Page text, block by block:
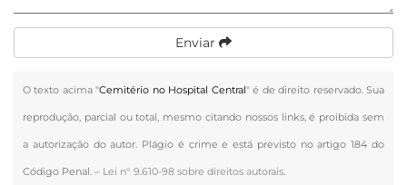
Enviar
O texto acima "Cemitério no Hospital Central" é de direito reservado. Sua
reprodução, parcial ou total, mesmo citando nossos links, é proibida sem
a autorização do autor. Plágio é crime e está previsto no artigo 184 do
Código Penal. – Lei n° 9.610-98 sobre direitos autorais.